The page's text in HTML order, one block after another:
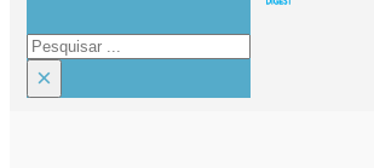
Pesquisar
×